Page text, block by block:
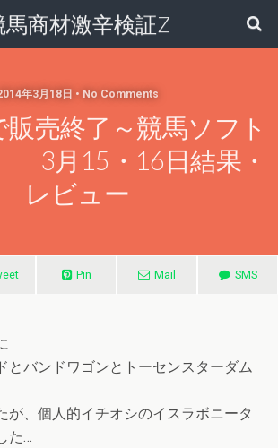
馬商材激辛検証Z
年3月18日 • No Comments
売終了～競馬ソフト
3月15・16日結果・
レビュー
Pin Mail SMS
とバンドワゴンとトーセンスターダム
が、個人的イチオシのイスラボニータ
た…